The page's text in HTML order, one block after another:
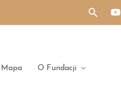
Search
Mapa O Fundacji